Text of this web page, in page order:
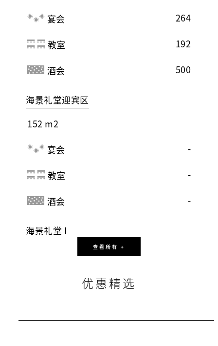
宴会
264
教室 192
酒会 500
海景礼堂迎宾区
152 m2
宴会
-
教室 -
酒会 -
海景礼堂 I
查看所有 +
优惠精选